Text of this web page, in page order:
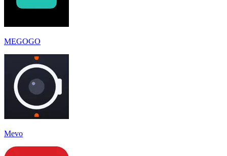
MEGOGO
Mevo